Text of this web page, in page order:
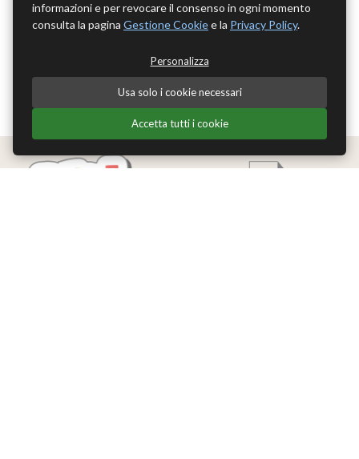
informazioni e per revocare il consenso in ogni momento
consulta la pagina Gestione Cookiee la Privacy Policy.
Personalizza
Usa solo i cookie necessari
Accetta tutti i cookie